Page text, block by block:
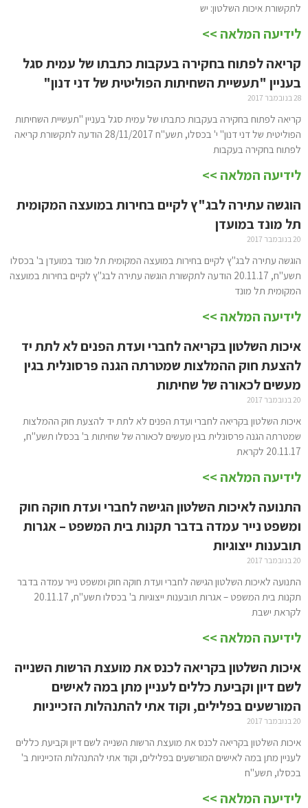
לתקשורת איכות השלטון: יש
לידיעה המלאה >>
קריאה לפתוח בחקירה בעקבות כתבתו של עמית סגל
בעניין "תעשיית השחיתות הפוליטית של דני דנון"
28 בנובמבר 2017
קריאה לפתוח בחקירה בעקבות כתבתו של עמית סגל בעניין "תעשיית השחיתות
הפוליטית של דני דנון" י' בכסלו, תשע"ח 28/11/2017 הודעה לתקשורת קריאה
לפתוח בחקירה בעקבות
לידיעה המלאה >>
הוגשה עתירה לבג"ץ לקיים בחירות במועצה המקומית
תל מונד במועדן
20 בנובמבר 2017
הוגשה עתירה לבג"ץ לקיים בחירות במועצה המקומית תל מונד במועדן ב' בכסלו
תשע"ח, 20.11.17 הודעה לתקשורת הוגשה עתירה לבג"ץ לקיים בחירות במועצה
המקומית תל מונד
לידיעה המלאה >>
איכות השלטון בקריאה לחברי ועדת הפנים לא לתת יד
להצעת חוק ההמלצות שמטרתה הגנה פרסונלית בגין
מעשים לכאורה של שחיתות
20 בנובמבר 2017
איכות השלטון בקריאה לחברי ועדת הפנים לא לתת יד להצעת חוק ההמלצות
שמטרתה הגנה פרסונלית בגין מעשים לכאורה של שחיתות ב' בכסלו תשע"ח,
20.11.17 לקראת
לידיעה המלאה >>
התנועה לאיכות השלטון הגישה לחברי ועדת חוקה חוק
ומשפט נייר עמדה בדבר תקנות בית המשפט – אגרות
תובענות ייצוגיות
20 בנובמבר 2017
התנועה לאיכות השלטון הגישה לחברי ועדת חוקה חוק ומשפט נייר עמדה בדבר
תקנות בית המשפט – אגרות תובענות ייצוגיות ב' בכסלו תשע"ח, 20.11.17
לקראת ישבת
לידיעה המלאה >>
איכות השלטון בקריאה לכנס את מועצת הרשות השנייה
לשם דיון וקביעת כללים לעניין מתן במה לאישים
המורשעים בפלילים, וקוד אתי להתנהלות הזכייניות
20 בנובמבר 2017
איכות השלטון בקריאה לכנס את מועצת הרשות השנייה לשם דיון וקביעת כללים
לעניין מתן במה לאישים המורשעים בפלילים, וקוד אתי להתנהלות הזכייניות ב'
בכסלו, תשע"ח
לידיעה המלאה >>